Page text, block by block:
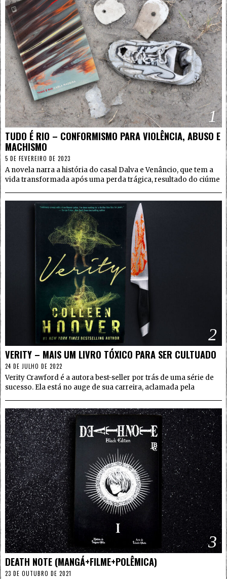
1
TUDO É RIO – CONFORMISMO PARA VIOLÊNCIA, ABUSO E
MACHISMO
5 DE FEVEREIRO DE 2023
A novela narra a história do casal Dalva e Venâncio, que tem a
vida transformada após uma perda trágica, resultado do ciúme
2
VERITY – MAIS UM LIVRO TÓXICO PARA SER CULTUADO
24 DE JULHO DE 2022
Verity Crawford é a autora best-seller por trás de uma série de
sucesso. Ela está no auge de sua carreira, aclamada pela
3
DEATH NOTE (MANGÁ+FILME+POLÊMICA)
23 DE OUTUBRO DE 2021